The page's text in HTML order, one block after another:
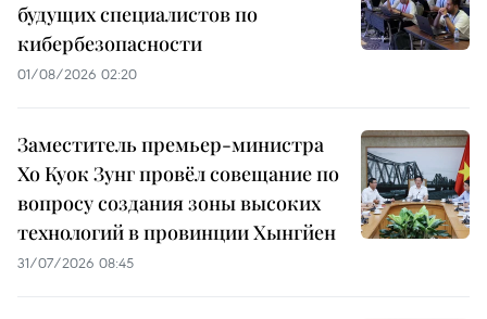
будущих специалистов по
кибербезопасности
01/08/2026 02:20
Заместитель премьер-министра
Хо Куок Зунг провёл совещание по
вопросу создания зоны высоких
технологий в провинции Хынгйен
31/07/2026 08:45